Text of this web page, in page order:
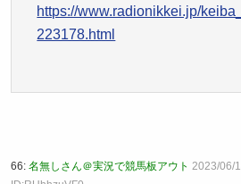
https://www.radionikkei.jp/
223178.html
66: 名無しさん＠実況で競馬板アウト 2023/06/